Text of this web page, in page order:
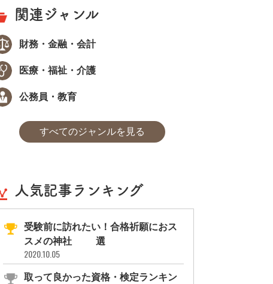
関連ジャンル
財務・金融・会計
医療・福祉・介護
公務員・教育
すべてのジャンルを見る
人気記事ランキング
受験前に訪れたい！合格祈願におス
スメの神社11選
2020.10.05
取って良かった資格・検定ランキン